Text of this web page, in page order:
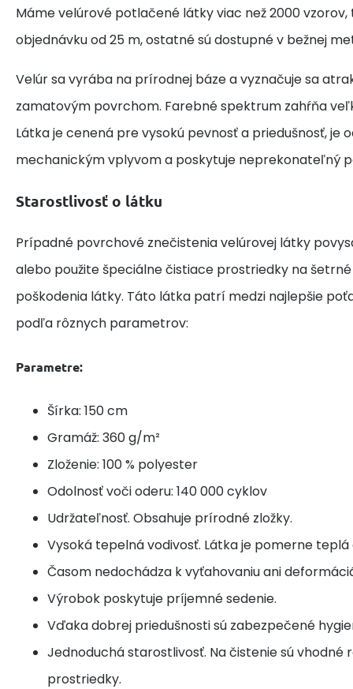
Máme velúrové potlačené látky viac než 2000
objednávku od 25 m, ostatné sú dostupné v bežnej
Velúr sa vyrába na prírodnej báze a vyznačuje sa
zamatovým povrchom. Farebné spektrum zahŕňa
Látka je cenená pre vysokú pevnosť a priedušnosť, je
mechanickým vplyvom a poskytuje neprekonateľný
Starostlivosť o látku
Prípadné povrchové znečistenia velúrovej látky
alebo použite špeciálne čistiace prostriedky na
poškodenia látky. Táto látka patrí medzi najlepšie
podľa rôznych parametrov:
Parametre:
Šírka: 150 cm
Gramáž: 360 g/m²
Zloženie: 100 % polyester
Odolnosť voči oderu: 140 000 cyklov
Udržateľnosť. Obsahuje prírodné zložky.
Vysoká tepelná vodivosť. Látka je pomerne
Časom nedochádza k vyťahovaniu ani
Výrobok poskytuje príjemné sedenie.
Vďaka dobrej priedušnosti sú zabezpečené
Jednoduchá starostlivosť. Na čistenie sú vhodné
prostriedky.